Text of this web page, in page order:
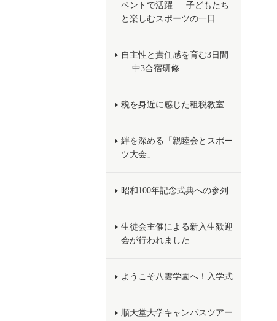
ベントで活躍 ― 子どもたち
と楽しむスポーツの一日
自主性と責任感を育む3日間
― 中3合宿研修
税を身近に感じた租税教室
絆を深める「親睦会とスポー
ツ大会」
昭和100年記念式典への参列
生徒会主催による新入生歓迎
会が行われました
ようこそ八雲学園へ！入学式
順天堂大学キャンパスツアー